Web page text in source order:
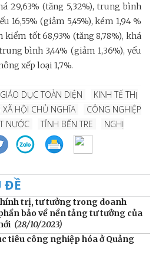
29,63% (tăng 5,32%), trung bình
16,55% (giảm 5,45%), kém 1,94 %
kiểm tốt 68,93% (tăng 8,78%), khá
bình 3,44% (giảm 1,36%), yếu
xếp loại 1,7%.
DỤC TOÀN DIỆN
KINH TẾ THỊ
HỘI CHỦ NGHĨA
CÔNG NGHIỆP
NƯỚC
TỈNH BẾN TRE
NGHỊ
ĐỀ
trị, tư tưởng trong doanh
bảo về nền tảng tư tưởng của
(28/10/2023)
tiêu công nghiệp hóa ở Quảng